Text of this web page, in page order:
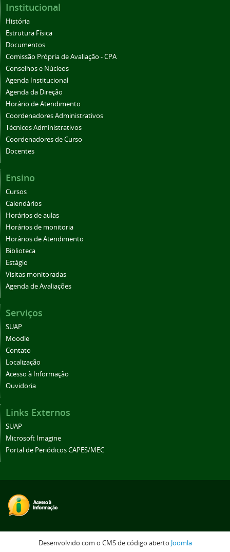
Institucional
História
Estrutura Física
Documentos
Comissão Própria de Avaliação - CPA
Conselhos e Núcleos
Agenda Institucional
Agenda da Direção
Horário de Atendimento
Coordenadores Administrativos
Técnicos Administrativos
Coordenadores de Curso
Docentes
Ensino
Cursos
Calendários
Horários de aulas
Horários de monitoria
Horários de Atendimento
Biblioteca
Estágio
Visitas monitoradas
Agenda de Avaliações
Serviços
SUAP
Moodle
Contato
Localização
Acesso à Informação
Ouvidoria
Links Externos
SUAP
Microsoft Imagine
Portal de Periódicos CAPES/MEC
Desenvolvido com o CMS de código aberto Joomla